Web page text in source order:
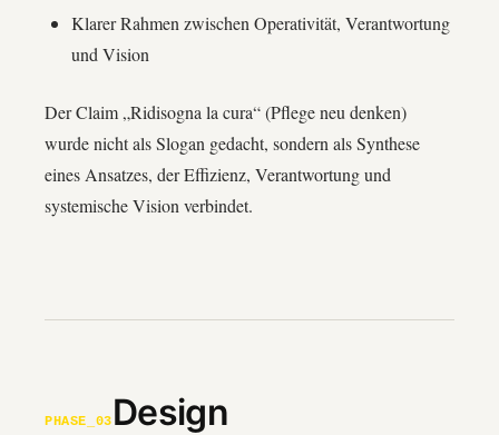
Klarer Rahmen zwischen Operativität, Verantwortung
und Vision
Der Claim „Ridisogna la cura“ (Pflege neu denken)
wurde nicht als Slogan gedacht, sondern als Synthese
eines Ansatzes, der Effizienz, Verantwortung und
systemische Vision verbindet.
PHASE_03 Design